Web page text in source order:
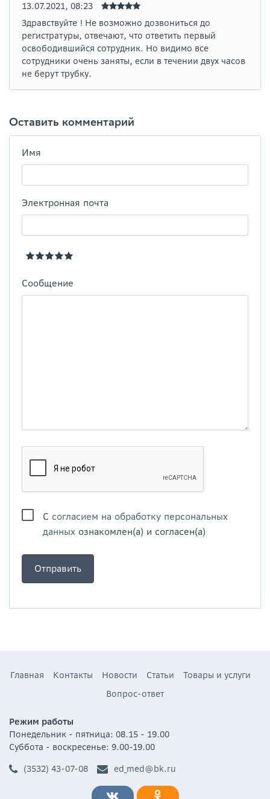
13.07.2021, 08:23
Здравствуйте ! Не возможно дозвониться до
регистратуры, отвечают, что ответить первый
освободившийся сотрудник. Но видимо все
сотрудники очень заняты, если в течении двух часов
не берут трубку.
Оставить комментарий
Имя
Электронная почта
Сообщение
С согласием на обработку персональных
данных ознакомлен(а) и согласен(а)
Главная Контакты Новости Статьи
Товары и услуги
Вопрос-ответ
Режим работы
Понедельник - пятница: 08.15 - 19.00
Суббота - воскресенье: 9.00-19.00
(3532) 43-07-08
ed_med@bk.ru